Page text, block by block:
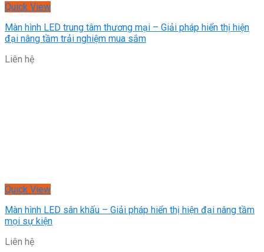
Quick View
Màn hình LED trung tâm thương mại – Giải pháp hiển thị hiện
đại nâng tầm trải nghiệm mua sắm
Liên hệ
Quick View
Màn hình LED sân khấu – Giải pháp hiển thị hiện đại nâng tầm
mọi sự kiện
Liên hệ